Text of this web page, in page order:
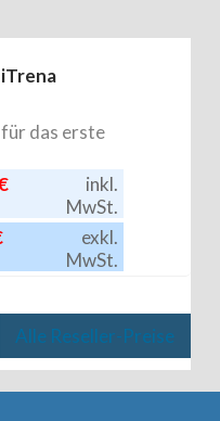
das erste
inkl.
MwSt.
exkl.
MwSt.
MwSt.
Alle Reseller-Preise